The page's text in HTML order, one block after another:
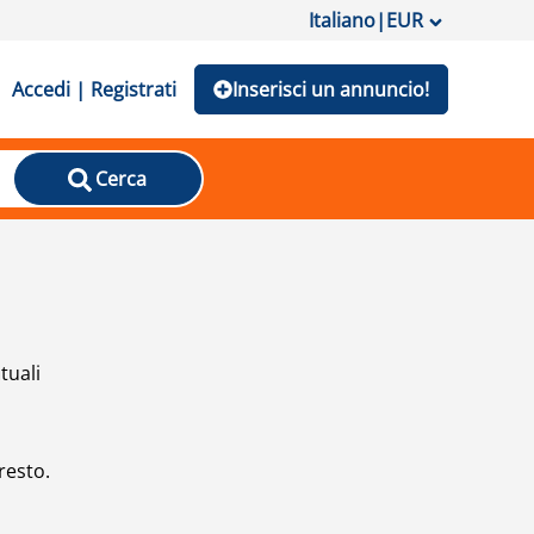
Italiano|EUR
Accedi | Registrati Inserisci un annuncio!
Cerca